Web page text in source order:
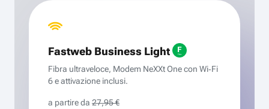
Fastweb Business Light
Fibra ultraveloce, Modem NeXXt One con Wi‑Fi
6 e attivazione inclusi.
a partire da 27,95 €